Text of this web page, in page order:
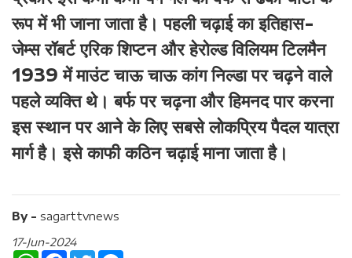
रूप में भी जाना जाता है। पहली चढ़ाई का इतिहास-
जेम्स रॉबर्ट एरिक शिप्टन और हेरोल्ड विलियम टिलमैन
1939 में माउंट चाऊ चाऊ कांग निल्डा पर चढ़ने वाले
पहले व्यक्ति थे। बर्फ पर चढ़ना और हिमनद पार करना
इस स्थान पर आने के लिए सबसे लोकप्रिय पैदल यात्रा
मार्ग है। इसे काफी कठिन चढ़ाई माना जाता है।
By - sagarttvnews
17-Jun-2024